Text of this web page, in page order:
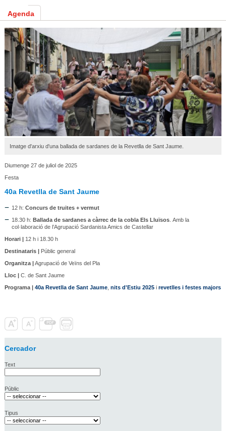
Agenda
Imatge d'arxiu d'una ballada de sardanes de la Revetlla de Sant Jaume.
Diumenge 27 de juliol de 2025
Festa
40a Revetlla de Sant Jaume
12 h: Concurs de truites + vermut
18.30 h: Ballada de sardanes a càrrec de la cobla Els Lluïsos. Amb la
col·laboració de l’Agrupació Sardanista Amics de Castellar
Horari |12 h i 18.30 h
Destinataris |Públic general
Organitza |Agrupació de Veïns del Pla
Lloc |C. de Sant Jaume
Programa | 40a Revetlla de Sant Jaume, nits d'Estiu 2025i revetlles i festes majors
Cercador
Text
Públic
Tipus